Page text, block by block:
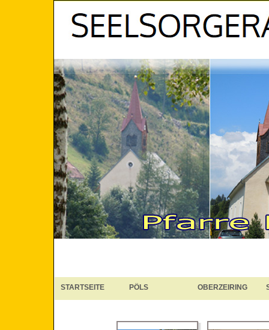
STARTSEITE PÖLS OBERZEIRING